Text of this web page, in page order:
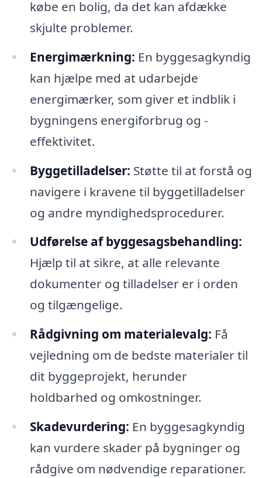
købe en bolig, da det kan afdække
skjulte problemer.
Energimærkning: En byggesagkyndig
kan hjælpe med at udarbejde
energimærker, som giver et indblik i
bygningens energiforbrug og -
effektivitet.
Byggetilladelser: Støtte til at forstå og
navigere i kravene til byggetilladelser
og andre myndighedsprocedurer.
Udførelse af byggesagsbehandling:
Hjælp til at sikre, at alle relevante
dokumenter og tilladelser er i orden
og tilgængelige.
Rådgivning om materialevalg: Få
vejledning om de bedste materialer til
dit byggeprojekt, herunder
holdbarhed og omkostninger.
Skadevurdering: En byggesagkyndig
kan vurdere skader på bygninger og
rådgive om nødvendige reparationer.